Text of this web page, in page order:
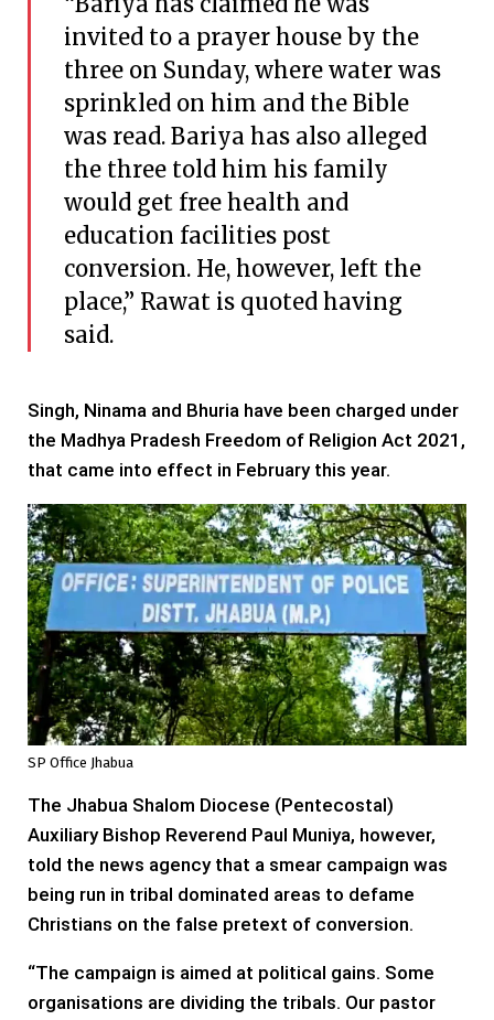
invited to a prayer house by the
three on Sunday, where water was
sprinkled on him and the Bible
was read. Bariya has also alleged
the three told him his family
would get free health and
education facilities post
conversion. He, however, left the
place,” Rawat is quoted having
said.
Singh, Ninama and Bhuria have been charged under
the Madhya Pradesh Freedom of Religion Act 2021,
that came into effect in February this year.
SP Office Jhabua
The Jhabua Shalom Diocese (Pentecostal)
Auxiliary Bishop Reverend Paul Muniya, however,
told the news agency that a smear campaign was
being run in tribal dominated areas to defame
Christians on the false pretext of conversion.
“The campaign is aimed at political gains. Some
organisations are dividing the tribals. Our pastor